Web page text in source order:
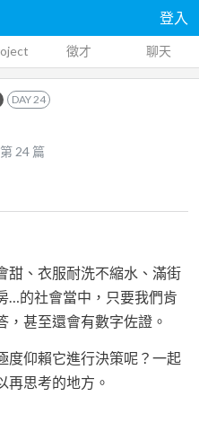
登入
徵才 聊天
DAY24
24 篇
甜、衣服耐洗不縮水、滿街
…的社會當中，只要我們肯
，甚至還會有數字佐證。
度仰賴它進行決策呢？一起
再思考的地方。